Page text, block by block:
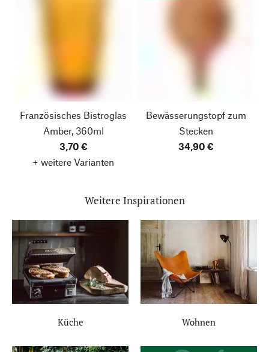
Französisches Bistroglas
Amber, 360ml
3,70 €
+ weitere Varianten
Bewässerungstopf zum
Stecken
34,90 €
Weitere Inspirationen
Küche Wohnen